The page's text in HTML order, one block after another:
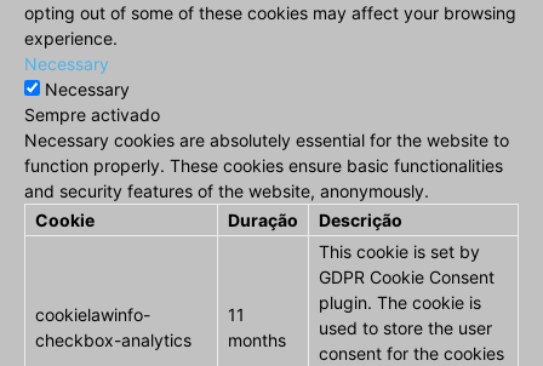
opting out of some of these cookies may affect your browsing
experience.
Necessary
Necessary
Sempre activado
Necessary cookies are absolutely essential for the website to
function properly. These cookies ensure basic functionalities
and security features of the website, anonymously.
Cookie
Duração Descrição
cookielawinfo-
checkbox-analytics
11
months
This cookie is set by
GDPR Cookie Consent
plugin. The cookie is
used to store the user
consent for the cookies